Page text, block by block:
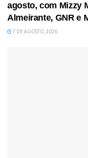
agosto, com Mizzy
Almeirante, GNR e
7 DE AGOSTO, 2026